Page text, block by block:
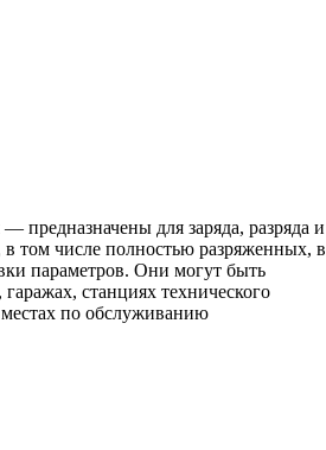
предназначены для заряда, разряда и
том числе полностью разряженных, в
параметров. Они могут быть
станциях технического
по обслуживанию